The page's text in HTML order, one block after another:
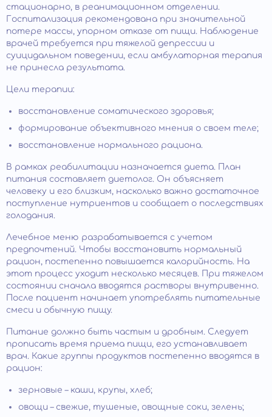
стационарно, в реанимационном отделении.
Госпитализация рекомендована при значительной
потере массы, упорном отказе от пищи. Наблюдение
врачей требуется при тяжелой депрессии и
суицидальном поведении, если амбулаторная терапия
не принесла результата.
Цели терапии:
восстановление соматического здоровья;
формирование объективного мнения о своем теле;
восстановление нормального рациона.
В рамках реабилитации назначается диета. План
питания составляет диетолог. Он объясняет
человеку и его близким, насколько важно достаточное
поступление нутриентов и сообщает о последствиях
голодания.
Лечебное меню разрабатывается с учетом
предпочтений. Чтобы восстановить нормальный
рацион, постепенно повышается калорийность. На
этот процесс уходит несколько месяцев. При тяжелом
состоянии сначала вводятся растворы внутривенно.
После пациент начинает употреблять питательные
смеси и обычную пищу.
Питание должно быть частым и дробным. Следует
прописать время приема пищи, его устанавливает
врач. Какие группы продуктов постепенно вводятся в
рацион:
зерновые – каши, крупы, хлеб;
овощи – свежие, тушеные, овощные соки, зелень;